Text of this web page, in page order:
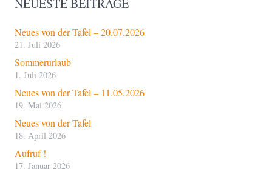
Neues von der Tafel – 20.07.2026
21. Juli 2026
Sommerurlaub
1. Juli 2026
Neues von der Tafel – 11.05.2026
19. Mai 2026
Neues von der Tafel
18. April 2026
Aufruf !
17. Januar 2026